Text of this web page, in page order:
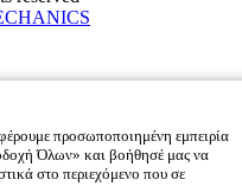
προσωποποιημένη εμπειρία
Όλων» και βοήθησέ μας να
στο περιεχόμενο που σε